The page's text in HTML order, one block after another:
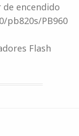
encendido
pb820s/PB960
Flash